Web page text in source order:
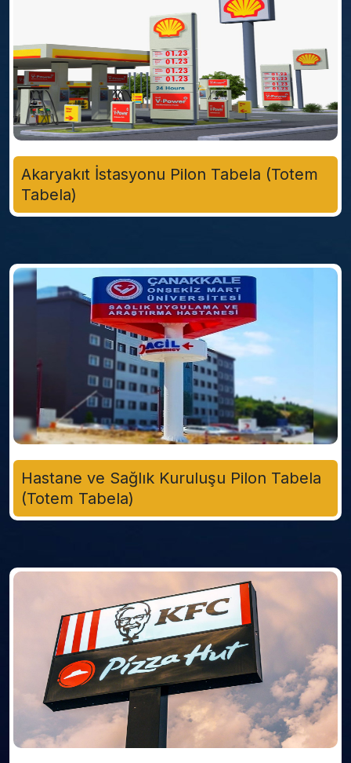
Akaryakıt İstasyonu Pilon Tabela (Totem
Tabela)
Hastane ve Sağlık Kuruluşu Pilon Tabela
(Totem Tabela)